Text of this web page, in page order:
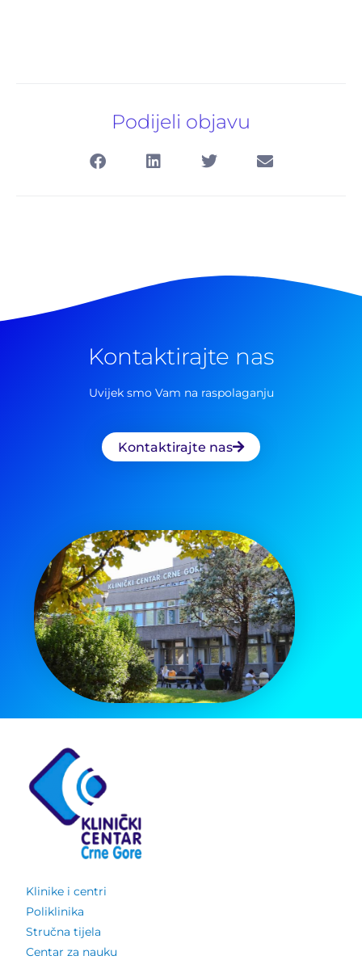
Podijeli objavu
Kontaktirajte nas
Uvijek smo Vam na raspolaganju
Kontaktirajte nas
Klinike i centri
Poliklinika
Stručna tijela
Centar za nauku